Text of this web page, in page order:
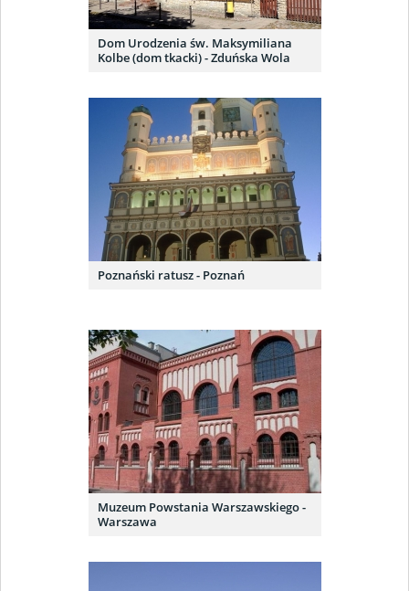
Dom Urodzenia św. Maksymiliana
Kolbe (dom tkacki) - Zduńska Wola
Poznański ratusz - Poznań
Muzeum Powstania Warszawskiego -
Warszawa